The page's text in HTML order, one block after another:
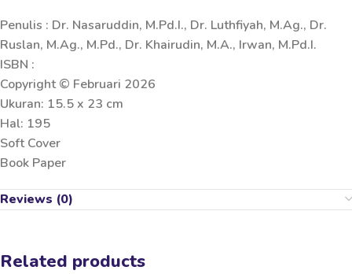
Penulis : Dr. Nasaruddin, M.Pd.I., Dr. Luthfiyah, M.Ag., Dr.
Ruslan, M.Ag., M.Pd., Dr. Khairudin, M.A., Irwan, M.Pd.I.
ISBN :
Copyright © Februari 2026
Ukuran: 15.5 x 23 cm
Hal: 195
Soft Cover
Book Paper
Reviews (0)
Related products